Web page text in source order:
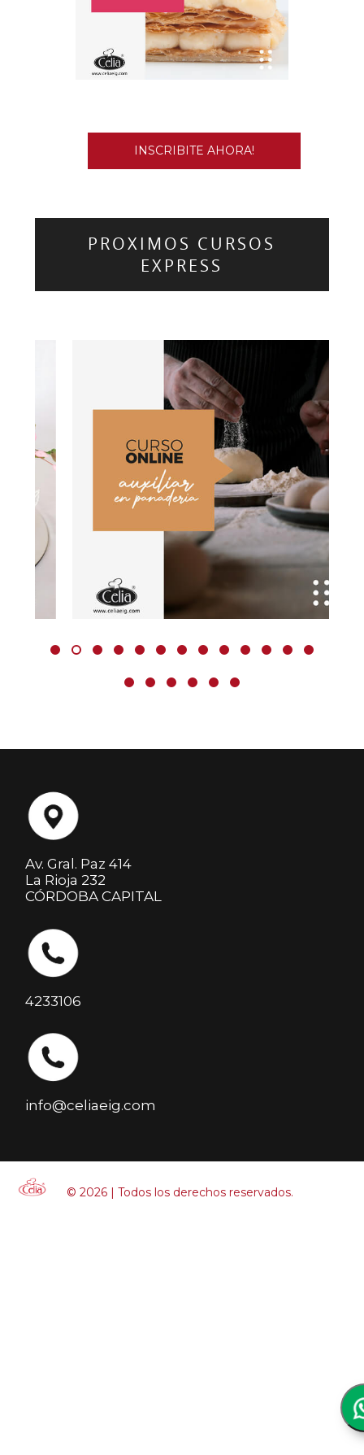
INSCRIBITE AHORA!
PROXIMOS CURSOS
EXPRESS
Av. Gral. Paz 414
La Rioja 232
CÓRDOBA CAPITAL
4233106
info@celiaeig.com
© 2026 | Todos los derechos reservados.